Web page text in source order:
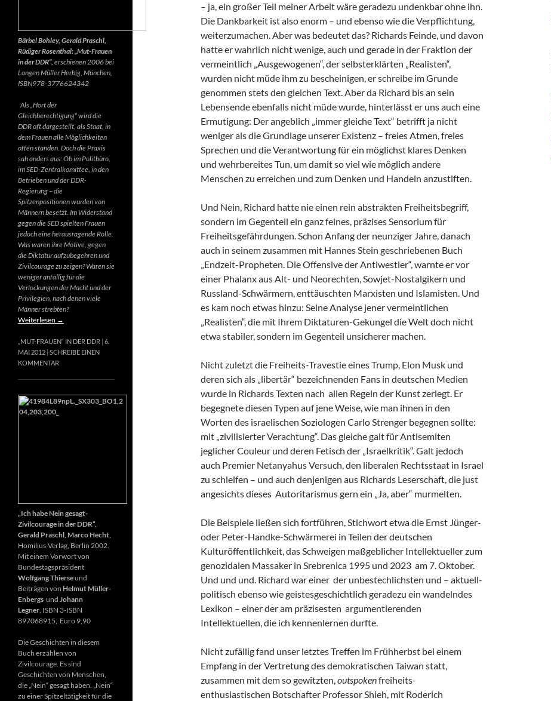
– ja, ein großer Teil meiner Arbeit wäre geradezu undenkbar ohne ihn.
Die Dankbarkeit ist also enorm – und ebenso wie die Verpflichtung,
weiterzumachen. Aber was bedeutet das? Richards Feinde, und davon
hatte er wahrlich nicht wenige, auch und gerade in der Fraktion der
vermeintlich „Ausgewogenen“, der selbsterklärten „Realisten“,
wurden nicht müde ihm zu bescheinigen, er schreibe im Grunde
genommen stets den gleichen Text. Aber da Richard bis an sein
Lebensende ebenfalls nicht müde wurde, hinterlässt er uns auch eine
Ermutigung: Der angeblich „immer gleiche Text“ betrifft ja nicht
weniger als die Grundlage unserer Existenz – freies Atmen, freies
Sprechen und die Verantwortung für ein möglichst klares Denken
und wehrbereites Tun, um damit so viel wie möglich andere
Menschen zu erreichen und zum Denken und Handeln anzustiften.
Und Nein, Richard hatte nie einen rein abstrakten Freiheitsbegriff,
sondern im Gegenteil ein ganz feines, präzises Sensorium für
Freiheitsgefährdungen. Schon Anfang der neunziger Jahre, danach
auch in seinem zusammen mit Hannes Stein geschriebenen Buch
„Endzeit-Propheten. Die Offensive der Antiwestler“, warnte er vor
einer Phalanx aus Alt- und Neorechten, Sowjet-Nostalgikern und
Russland-Schwärmern, enttäuschten Marxisten und Islamisten. Und
es kam noch etwas hinzu: Seine Analyse jener vermeintlichen
„Realisten“, die mit Ihrem Diktaturen-Gekungel die Welt doch nicht
etwa stabiler, sondern im Gegenteil unsicherer machen.
Nicht zuletzt die Freiheits-Travestie eines Trump, Elon Musk und
deren sich als „libertär“ bezeichnenden Fans in deutschen Medien
wurde in Richards Texten nach allen Regeln der Kunst zerlegt. Er
begegnete diesen Typen auf jene Weise, wie man ihnen in den
Worten des israelischen Soziologen Carlo Strenger begegnen sollte:
mit „zivilisierter Verachtung“. Das gleiche galt für Antisemiten
jeglicher Couleur und deren Fetisch der „Israelkritik“. Galt jedoch
auch Premier Netanyahus Versuch, den liberalen Rechtsstaat in Israel
zu schleifen – und auch denjenigen aus Richards Leserschaft, die just
angesichts dieses Autoritarismus gern ein „Ja, aber“ murmelten.
Die Beispiele ließen sich fortführen, Stichwort etwa die Ernst Jünger-
oder Peter-Handke-Schwärmerei in Teilen der deutschen
Kulturöffentlichkeit, das Schweigen maßgeblicher Intellektueller zum
genozidalen Massaker in Srebrenica 1995 und 2023 am 7. Oktober.
Und und und. Richard war einer der unbestechlichsten und – aktuell-
politisch ebenso wie geistesgeschichtlich geradezu ein wandelndes
Lexikon – einer der am präzisesten argumentierenden
Intellektuellen, die ich kennenlernen durfte.
Nicht zufällig fand unser letztes Treffen im Frühherbst bei einem
Empfang in der Vertretung des demokratischen Taiwan statt,
zusammen mit dem so gewitzten, outspokenfreiheits-
enthusiastischen Botschafter Professor Shieh, mit Roderich
Bärbel Bohley, Gerald Praschl,
Rüdiger Rosenthal: „Mut-Frauen
in der DDR“, erschienen 2006 bei
Langen Müller Herbig, München,
ISBN978-3776624342
Als „Hort der
Gleichberechtigung“ wird die
DDR oft dargestellt, als Staat, in
dem Frauen alle Möglichkeiten
offen standen. Doch die Praxis
sah anders aus: Ob im Politbüro,
im SED-Zentralkomittee, in den
Betrieben und der DDR-
Regierung – die
Spitzenpositionen wurden von
Männern besetzt. Im Widerstand
gegen die SED spielten Frauen
jedoch eine herausragende Rolle.
Was waren ihre Motive, gegen
die Diktatur aufzubegehren und
Zivilcourage zu zeigen? Waren sie
weniger anfällig für die
Verlockungen der Macht und der
Privilegien, nach denen viele
Männer strebten?
Weiterlesen →
„MUT-FRAUEN“ IN DER DDR 6.
MAI 2012 SCHREIBE EINEN
KOMMENTAR
„Ich habe Nein gesagt-
Zivilcourage in der DDR“,
Gerald Praschl, Marco Hecht,
Homilius-Verlag, Berlin 2002.
Mit einem Vorwort von
Bundestagspräsident
Wolfgang Thierseund
Beiträgen von Helmut Müller-
Enbergs und Johann
Legner , ISBN 3-ISBN
897068915, Euro 9,90
Die Geschichten in diesem
Buch erzählen von
Zivilcourage. Es sind
Geschichten von Menschen,
die „Nein“ gesagt haben. „Nein“
zu einer Spitzeltätigkeit für die